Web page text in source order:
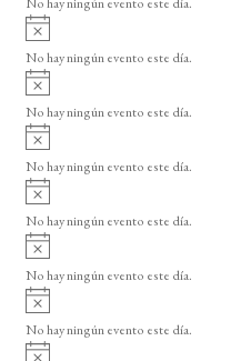
i
o
A
v
i
o
No hay ningún evento este día.
A
v
i
o
No hay ningún evento este día.
A
v
i
o
No hay ningún evento este día.
A
v
i
o
No hay ningún evento este día.
A
v
i
o
No hay ningún evento este día.
A
v
i
No hay ningún evento este día.
A